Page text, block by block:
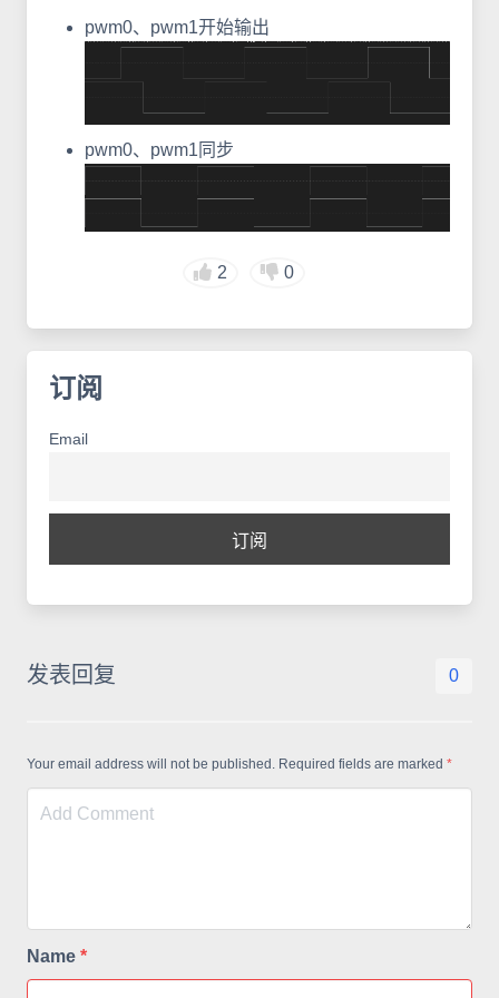
pwm0、pwm1开始输出
pwm0、pwm1同步
2 0
订阅
Email
发表回复 0
Your email address will not be published. Required fields are marked *
Name *